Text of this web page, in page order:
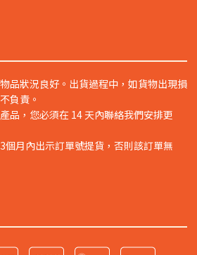
品狀況良好。出貨過程中，如貨物出現損
負責。
品，您必須在 14 天內聯絡我們安排更
個月內出示訂單號提貨，否則該訂單無